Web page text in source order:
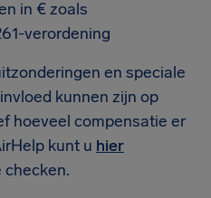
in € zoals
verordening
en speciale
kunnen zijn op
hoeveel compensatie er
kunt u hier